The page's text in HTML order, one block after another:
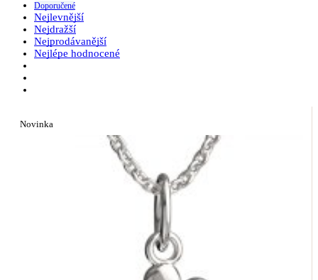
Doporučené
Nejlevnější
Nejdražší
Nejprodávanější
Nejlépe hodnocené
Novinka